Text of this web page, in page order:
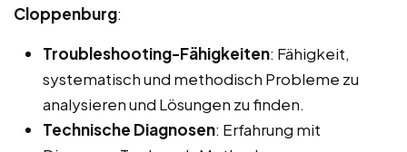
Cloppenburg:
Troubleshooting-Fähigkeiten: Fähigkeit,
systematisch und methodisch Probleme zu
analysieren und Lösungen zu finden.
Technische Diagnosen: Erfahrung mit